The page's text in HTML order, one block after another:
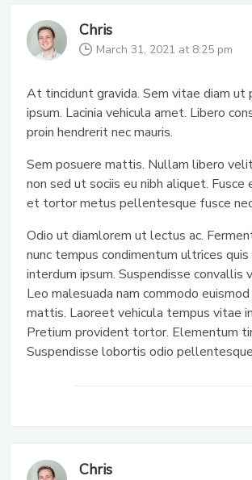
Chris
March 31, 2021 at 8:25 pm
At tincidunt gravida. Sem vitae diam ut
ipsum. Lacinia vehicula amet. Libero
proin hendrerit nec mauris.
Sem posuere mattis. Nullam libero
non sed ut sociis eu nibh aliquet. Fusce
et tortor metus pellentesque fusce
Odio ut diamlorem ut lectus ac.
nunc tempus condimentum ultrices
interdum ipsum. Suspendisse convallis
Leo malesuada nam commodo
mattis. Laoreet vehicula tempus vitae
Pretium provident tortor. Elementum
Suspendisse lobortis odio
Chris